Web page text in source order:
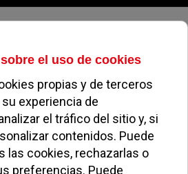
de agosto de 2026
Señora de